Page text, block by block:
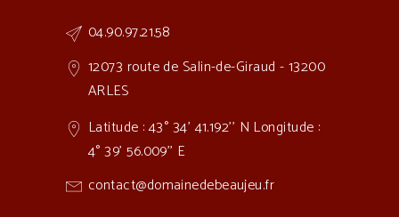
04.90.97.21.58
12073 route de Salin-de-Giraud - 13200
ARLES
Latitude : 43° 34' 41.192'' N Longitude :
4° 39' 56.009'' E
contact@domainedebeaujeu.fr